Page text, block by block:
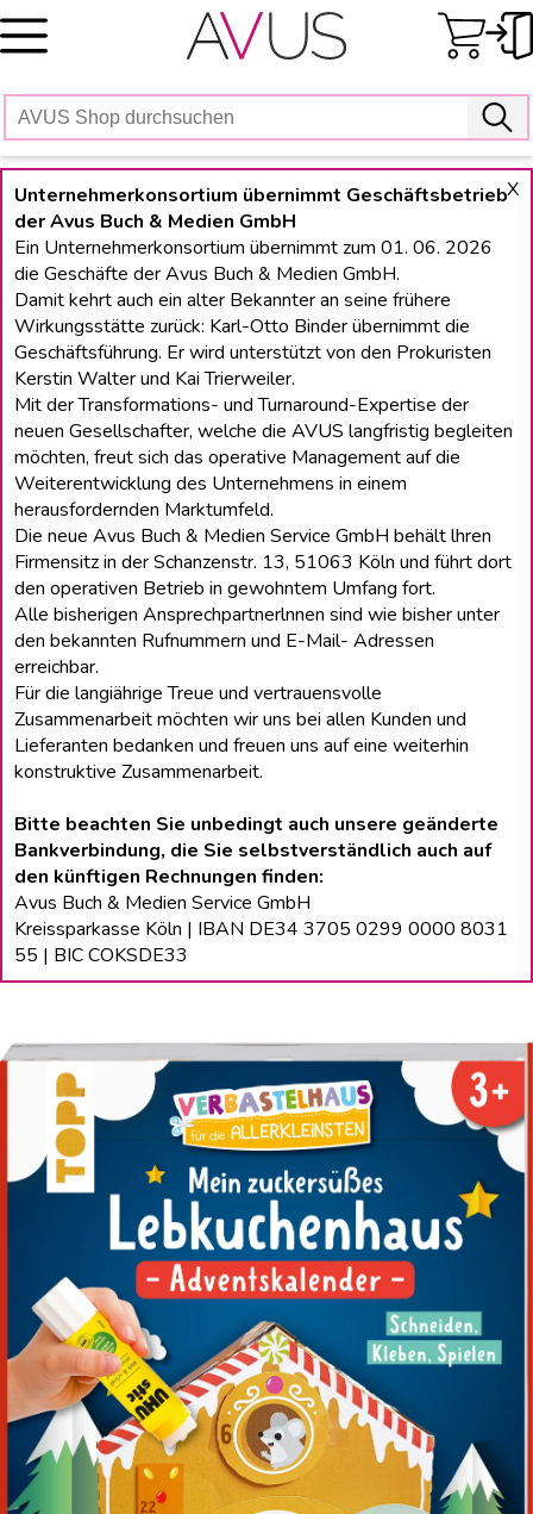
Skip
to
X
Unternehmerkonsortium übernimmt Geschäftsbetrieb
der Avus Buch & Medien GmbH
Ein Unternehmerkonsortium übernimmt zum 01. 06. 2026
die Geschäfte der Avus Buch & Medien GmbH.
Damit kehrt auch ein alter Bekannter an seine frühere
Wirkungsstätte zurück: Karl-Otto Binder übernimmt die
Geschäftsführung. Er wird unterstützt von den Prokuristen
Kerstin Walter und Kai Trierweiler.
Mit der Transformations- und Turnaround-Expertise der
neuen Gesellschafter, welche die AVUS langfristig begleiten
möchten, freut sich das operative Management auf die
Weiterentwicklung des Unternehmens in einem
herausfordernden Marktumfeld.
Die neue Avus Buch & Medien Service GmbH behält lhren
Firmensitz in der Schanzenstr. 13, 51063 Köln und führt dort
den operativen Betrieb in gewohntem Umfang fort.
Alle bisherigen Ansprechpartnerlnnen sind wie bisher unter
den bekannten Rufnummern und E-Mail- Adressen
erreichbar.
Für die langiährige Treue und vertrauensvolle
Zusammenarbeit möchten wir uns bei allen Kunden und
Lieferanten bedanken und freuen uns auf eine weiterhin
konstruktive Zusammenarbeit.
Bitte beachten Sie unbedingt auch unsere geänderte
Bankverbindung, die Sie selbstverständlich auch auf
den künftigen Rechnungen finden:
Avus Buch & Medien Service GmbH
Kreissparkasse Köln | IBAN DE34 3705 0299 0000 8031
55 | BIC COKSDE33